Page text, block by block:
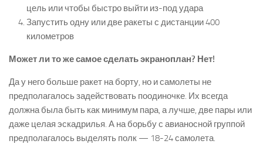
цель или чтобы быстро выйти из-под удара
Запустить одну или две ракеты с дистанции 400
километров
Может ли то же самое сделать экраноплан? Нет!
Да у него больше ракет на борту, но и самолеты не
предполагалось задействовать поодиночке. Их всегда
должна была быть как минимум пара, а лучше, две пары или
даже целая эскадрилья. А на борьбу с авианосной группой
предполагалось выделять полк — 18-24 самолета.